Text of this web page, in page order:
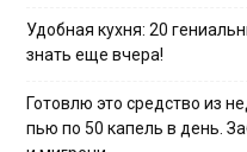
Удобная кухня: 20
знать еще вчера!
Готовлю это средство из
пью по 50 капель в день.